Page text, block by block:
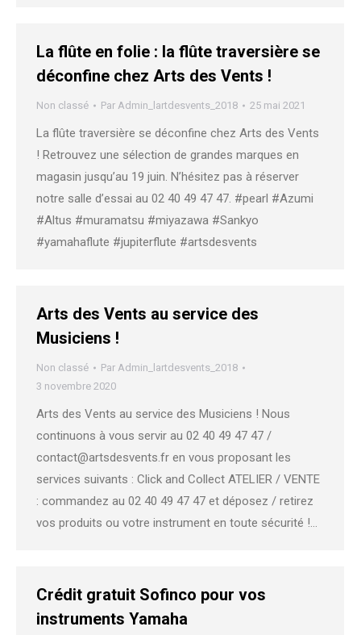
La flûte en folie : la flûte traversière se
déconfine chez Arts des Vents !
Non classé Par Admin_lartdesvents_2018 25 mai 2021
La flûte traversière se déconfine chez Arts des Vents
! Retrouvez une sélection de grandes marques en
magasin jusqu’au 19 juin. N’hésitez pas à réserver
notre salle d’essai au 02 40 49 47 47. #pearl #Azumi
#Altus #muramatsu #miyazawa #Sankyo
#yamahaflute #jupiterflute #artsdesvents
Arts des Vents au service des
Musiciens !
Non classé Par Admin_lartdesvents_2018
3 novembre 2020
Arts des Vents au service des Musiciens ! Nous
continuons à vous servir au 02 40 49 47 47 /
contact@artsdesvents.fr en vous proposant les
services suivants : Click and Collect ATELIER / VENTE
: commandez au 02 40 49 47 47 et déposez / retirez
vos produits ou votre instrument en toute sécurité !…
Crédit gratuit Sofinco pour vos
instruments Yamaha